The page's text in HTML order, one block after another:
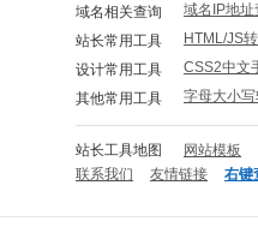
域名相关查询
域名IP地址
站长常用工具
HTML/JS
设计常用工具
CSS2中文
其他常用工具
字母大小写
站长工具地图 网站模板
联系我们
友情链接 右键